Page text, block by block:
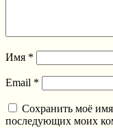
Имя *
Email *
Сохранить моё
последующих моих